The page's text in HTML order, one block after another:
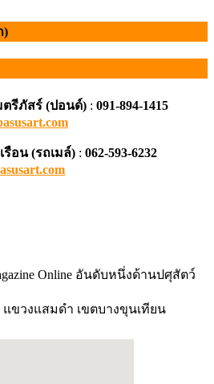
)
รีภัสร์ (ปอนด์) : 091-894-1415
รือน (รถเมล์) : 062-593-6232
Online อันดับหนึ่งด้านปศุสัตว์
แขวงแสมดำ เขตบางขุนเทียน